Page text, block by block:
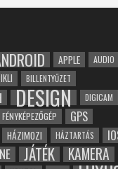
APPLE AUDIO
BILLENTYŰZET
DESIGN DIGICAM
FÉNYKÉPEZŐGÉP GPS
HÁZIMOZI HÁZTARTÁS
JÁTÉK KAMERA